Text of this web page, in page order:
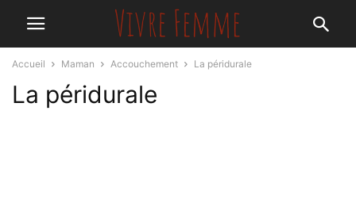
Accueil Maman Accouchement La péridurale
La péridurale